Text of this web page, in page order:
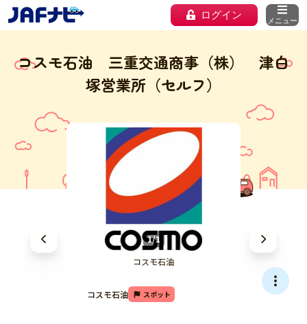
ログイン メニュー
コスモ石油 三重交通商事（株） 津白
塚営業所（セルフ）
1/1
コスモ石油
コスモ石油 スポット